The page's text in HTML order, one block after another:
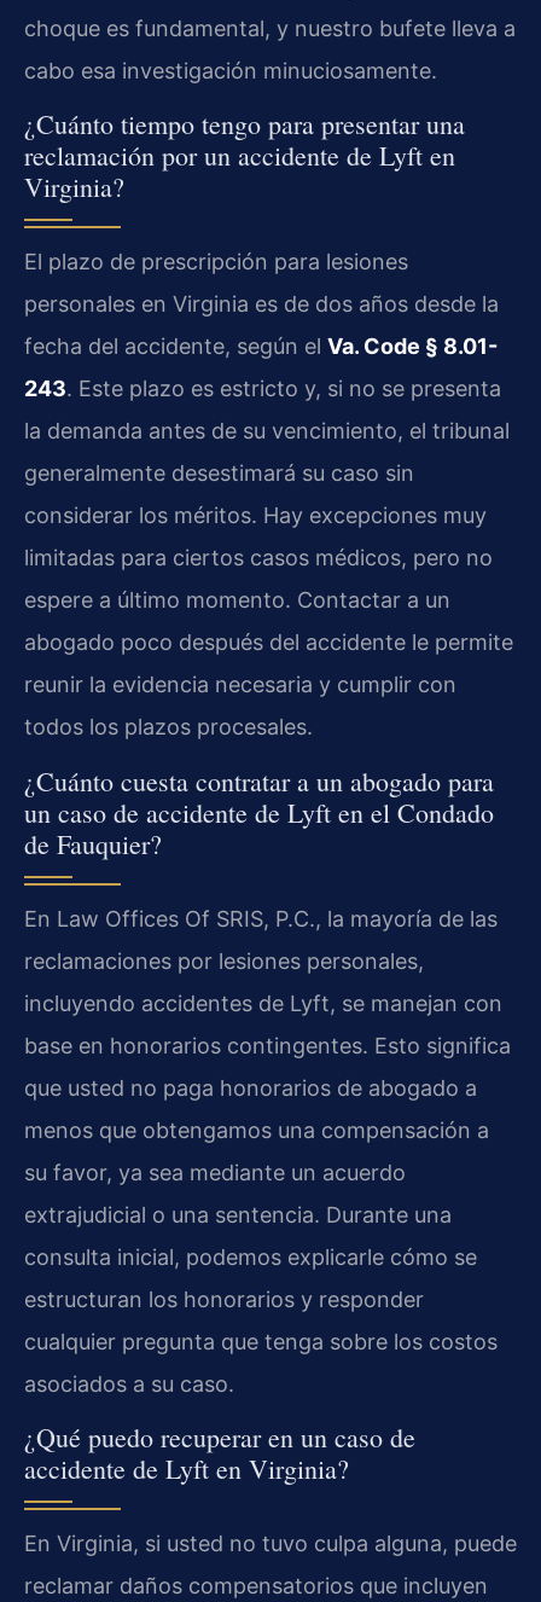
choque es fundamental, y nuestro bufete lleva a
cabo esa investigación minuciosamente.
¿Cuánto tiempo tengo para presentar una
reclamación por un accidente de Lyft en
Virginia?
El plazo de prescripción para lesiones
personales en Virginia es de dos años desde la
fecha del accidente, según el Va. Code § 8.01-
243. Este plazo es estricto y, si no se presenta
la demanda antes de su vencimiento, el tribunal
generalmente desestimará su caso sin
considerar los méritos. Hay excepciones muy
limitadas para ciertos casos médicos, pero no
espere a último momento. Contactar a un
abogado poco después del accidente le permite
reunir la evidencia necesaria y cumplir con
todos los plazos procesales.
¿Cuánto cuesta contratar a un abogado para
un caso de accidente de Lyft en el Condado
de Fauquier?
En Law Offices Of SRIS, P.C., la mayoría de las
reclamaciones por lesiones personales,
incluyendo accidentes de Lyft, se manejan con
base en honorarios contingentes. Esto significa
que usted no paga honorarios de abogado a
menos que obtengamos una compensación a
su favor, ya sea mediante un acuerdo
extrajudicial o una sentencia. Durante una
consulta inicial, podemos explicarle cómo se
estructuran los honorarios y responder
cualquier pregunta que tenga sobre los costos
asociados a su caso.
¿Qué puedo recuperar en un caso de
accidente de Lyft en Virginia?
En Virginia, si usted no tuvo culpa alguna, puede
reclamar daños compensatorios que incluyen